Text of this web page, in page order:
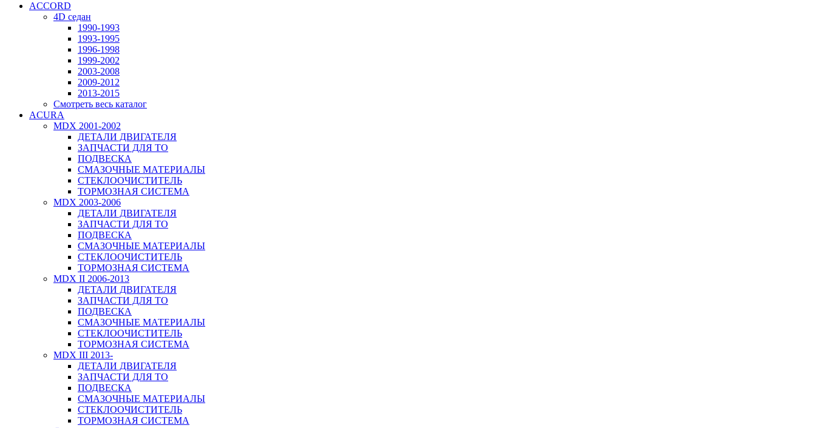
ACCORD
4D седан
1990-1993
1993-1995
1996-1998
1999-2002
2003-2008
2009-2012
2013-2015
Смотреть весь каталог
ACURA
MDX 2001-2002
ДЕТАЛИ ДВИГАТЕЛЯ
ЗАПЧАСТИ ДЛЯ ТО
ПОДВЕСКА
СМАЗОЧНЫЕ МАТЕРИАЛЫ
СТЕКЛООЧИСТИТЕЛЬ
ТОРМОЗНАЯ СИСТЕМА
MDX 2003-2006
ДЕТАЛИ ДВИГАТЕЛЯ
ЗАПЧАСТИ ДЛЯ ТО
ПОДВЕСКА
СМАЗОЧНЫЕ МАТЕРИАЛЫ
СТЕКЛООЧИСТИТЕЛЬ
ТОРМОЗНАЯ СИСТЕМА
MDX II 2006-2013
ДЕТАЛИ ДВИГАТЕЛЯ
ЗАПЧАСТИ ДЛЯ ТО
ПОДВЕСКА
СМАЗОЧНЫЕ МАТЕРИАЛЫ
СТЕКЛООЧИСТИТЕЛЬ
ТОРМОЗНАЯ СИСТЕМА
MDX III 2013-
ДЕТАЛИ ДВИГАТЕЛЯ
ЗАПЧАСТИ ДЛЯ ТО
ПОДВЕСКА
СМАЗОЧНЫЕ МАТЕРИАЛЫ
СТЕКЛООЧИСТИТЕЛЬ
ТОРМОЗНАЯ СИСТЕМА